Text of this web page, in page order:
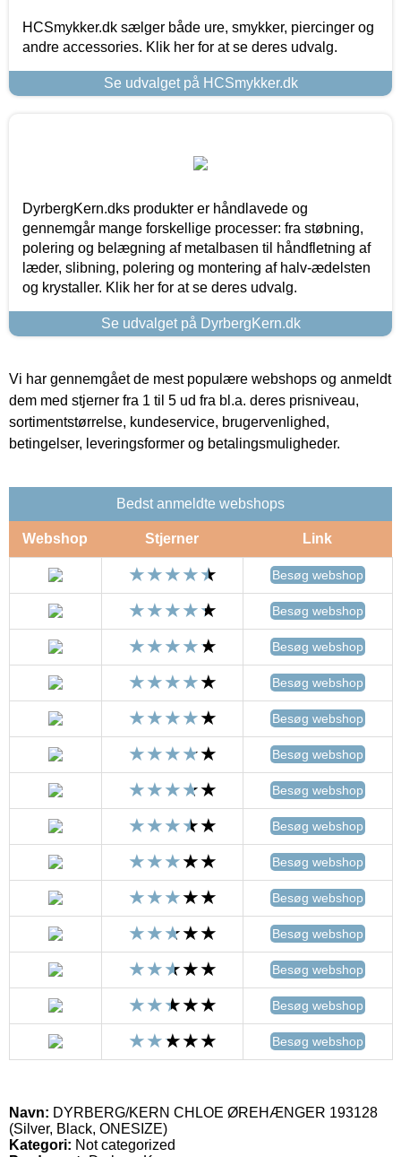
HCSmykker.dk sælger både ure, smykker, piercinger og
andre accessories. Klik her for at se deres udvalg.
Se udvalget på HCSmykker.dk
DyrbergKern.dks produkter er håndlavede og
gennemgår mange forskellige processer: fra støbning,
polering og belægning af metalbasen til håndfletning af
læder, slibning, polering og montering af halv-ædelsten
og krystaller. Klik her for at se deres udvalg.
Se udvalget på DyrbergKern.dk
Vi har gennemgået de mest populære webshops og anmeldt
dem med stjerner fra 1 til 5 ud fra bl.a. deres prisniveau,
sortimentstørrelse, kundeservice, brugervenlighed,
betingelser, leveringsformer og betalingsmuligheder.
Bedst anmeldte webshops
Webshop Stjerner Link
Besøg webshop
Besøg webshop
Besøg webshop
Besøg webshop
Besøg webshop
Besøg webshop
Besøg webshop
Besøg webshop
Besøg webshop
Besøg webshop
Besøg webshop
Besøg webshop
Besøg webshop
Besøg webshop
Navn: DYRBERG/KERN CHLOE ØREHÆNGER 193128
(Silver, Black, ONESIZE)
Kategori: Not categorized